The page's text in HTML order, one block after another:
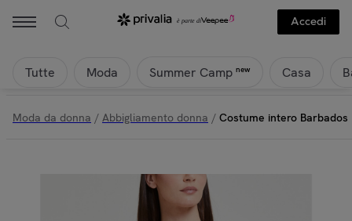
Accedi
Tutte Moda Summer Camp new Casa
Moda da donna / Abbigliamento donna / Costume intero Barbados